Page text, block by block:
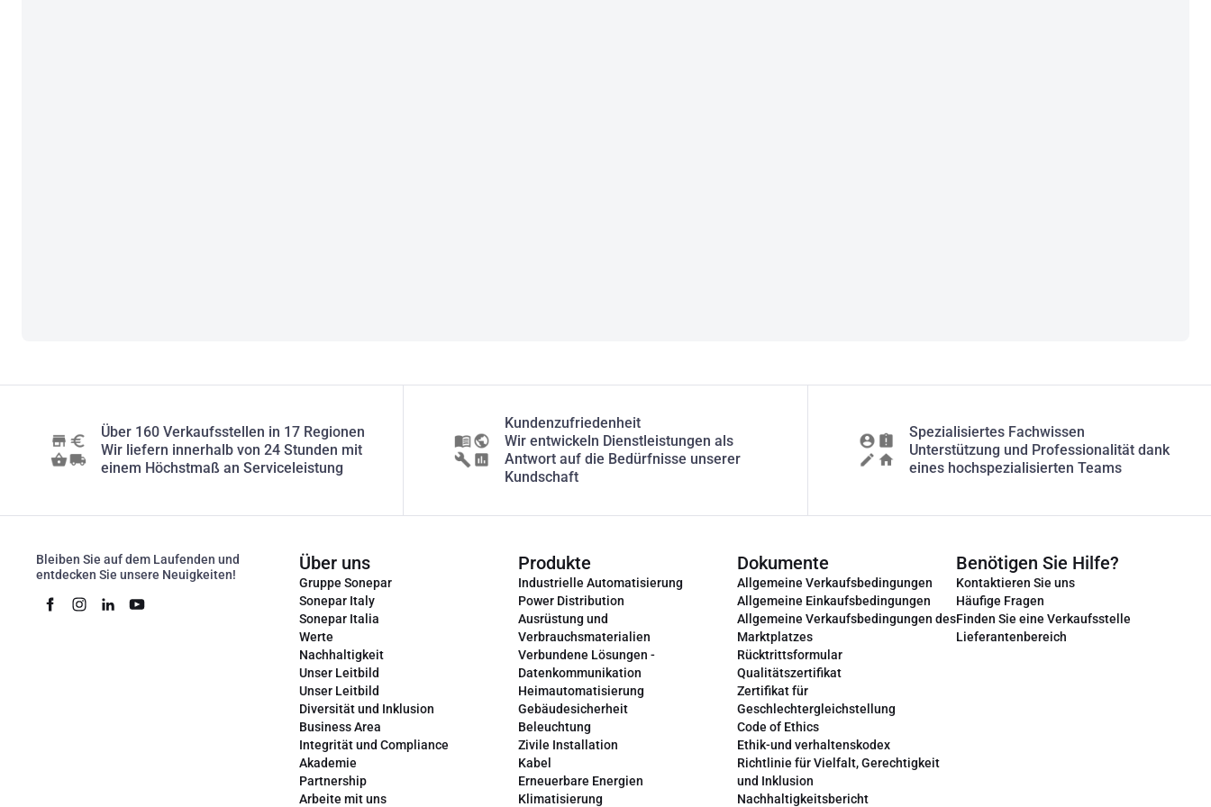
Über 160 Verkaufsstellen in 17 Regionen
Wir liefern innerhalb von 24 Stunden mit
einem Höchstmaß an Serviceleistung
Kundenzufriedenheit
Wir entwickeln Dienstleistungen als
Antwort auf die Bedürfnisse unserer
Kundschaft
Spezialisiertes Fachwissen
Unterstützung und Professionalität dank
eines hochspezialisierten Teams
Bleiben Sie auf dem Laufenden und
entdecken Sie unsere Neuigkeiten!
Über uns
Gruppe Sonepar
Sonepar Italy
Sonepar Italia
Werte
Nachhaltigkeit
Unser Leitbild
Unser Leitbild
Diversität und Inklusion
Business Area
Integrität und Compliance
Akademie
Partnership
Arbeite mit uns
Produkte
Industrielle Automatisierung
Power Distribution
Ausrüstung und
Verbrauchsmaterialien
Verbundene Lösungen -
Datenkommunikation
Heimautomatisierung
Gebäudesicherheit
Beleuchtung
Zivile Installation
Kabel
Erneuerbare Energien
Klimatisierung
Dokumente
Allgemeine Verkaufsbedingungen
Allgemeine Einkaufsbedingungen
Allgemeine Verkaufsbedingungen des
Marktplatzes
Rücktrittsformular
Qualitätszertifikat
Zertifikat für
Geschlechtergleichstellung
Code of Ethics
Ethik-und verhaltenskodex
Richtlinie für Vielfalt, Gerechtigkeit
und Inklusion
Nachhaltigkeitsbericht
Benötigen Sie Hilfe?
Kontaktieren Sie uns
Häufige Fragen
Finden Sie eine Verkaufsstelle
Lieferantenbereich